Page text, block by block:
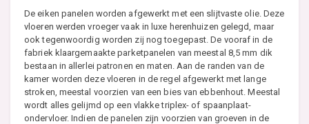
De eiken panelen worden afgewerkt met een slijtvaste olie. Deze
vloeren werden vroeger vaak in luxe herenhuizen gelegd, maar
ook tegenwoordig worden zij nog toegepast. De vooraf in de
fabriek klaargemaakte parketpanelen van meestal 8,5 mm dik
bestaan in allerlei patronen en maten. Aan de randen van de
kamer worden deze vloeren in de regel afgewerkt met lange
stroken, meestal voorzien van een bies van ebbenhout. Meestal
wordt alles gelijmd op een vlakke triplex- of spaanplaat-
ondervloer. Indien de panelen zijn voorzien van groeven in de